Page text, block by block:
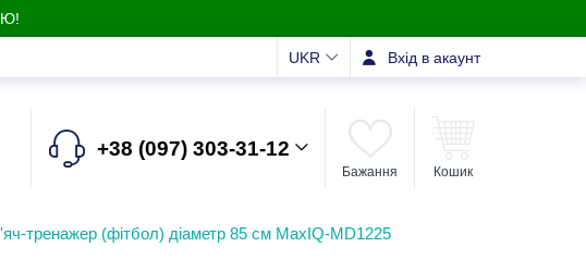
UKR Вхід в акаунт
+38 (097) 303-31-12
Бажання Кошик
тренажер (фітбол) діаметр 85 см MaxIQ-MD1225